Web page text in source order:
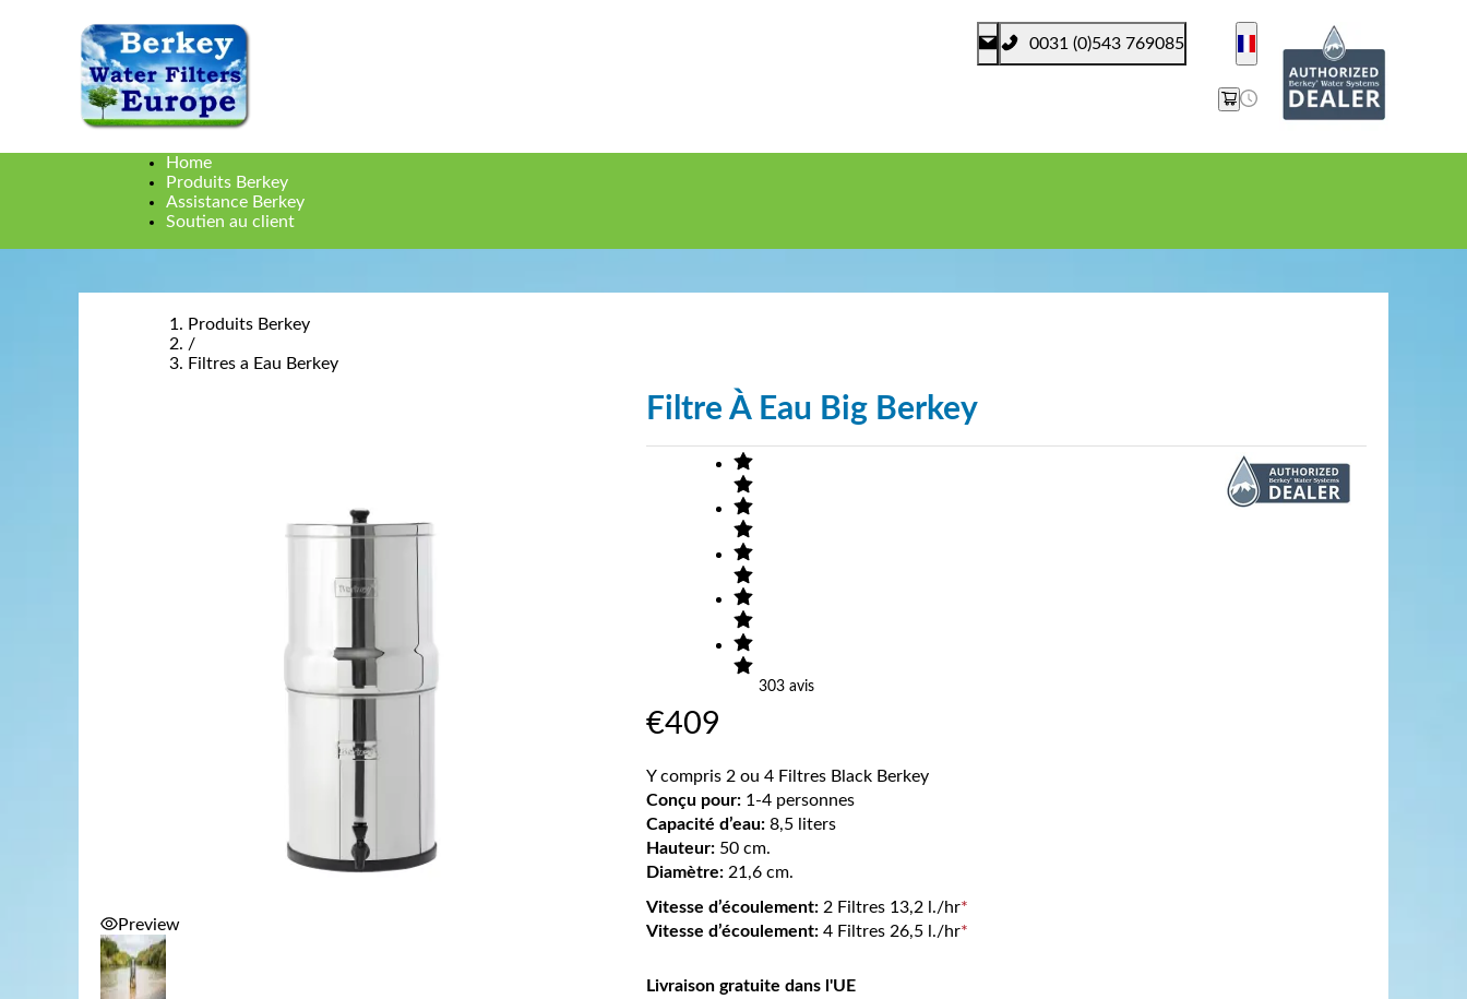
0031 (0)543 769085
Produits Berkey
/
Filtres a Eau Berkey
Filtre À Eau Big Berkey
303 avis
€409
Y compris 2 ou 4 Filtres Black Berkey
Conçu pour: 1-4 personnes
Capacité d’eau: 8,5 liters
Hauteur: 50 cm.
Diamètre: 21,6 cm.
Vitesse d’écoulement: 2 Filtres 13,2 l./hr*
Vitesse d’écoulement: 4 Filtres 26,5 l./hr*
Livraison gratuite dans l'UE
Preview
Home
Produits Berkey
Assistance Berkey
Soutien au client